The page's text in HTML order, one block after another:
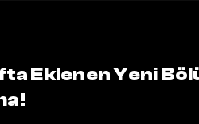
Eklenen Yeni